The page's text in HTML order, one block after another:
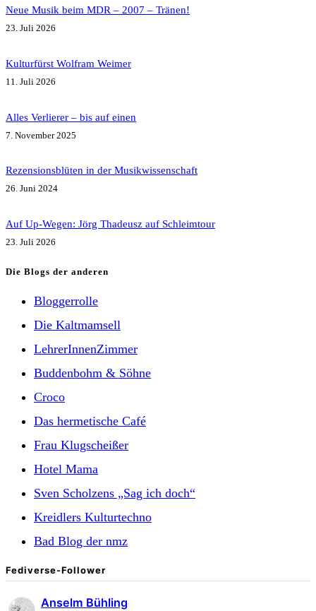
Neue Musik beim MDR – 2007 – Tränen!
23. Juli 2026
Kulturfürst Wolfram Weimer
11. Juli 2026
Alles Verlierer – bis auf einen
7. November 2025
Rezensionsblüten in der Musikwissenschaft
26. Juni 2024
Auf Up-Wegen: Jörg Thadeusz auf Schleimtour
23. Juli 2026
Die Blogs der anderen
Bloggerrolle
Die Kaltmamsell
LehrerInnenZimmer
Buddenbohm & Söhne
Croco
Das hermetische Café
Frau Klugscheißer
Hotel Mama
Sven Scholzens „Sag ich doch“
Kreidlers Kulturtechno
Bad Blog der nmz
Fediverse-Follower
Anselm Bühling